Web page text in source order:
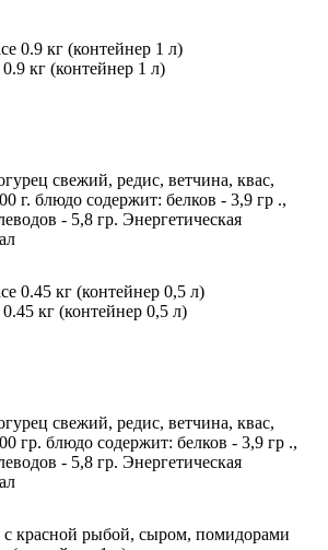
кг (контейнер 1 л)
свежий, редис, ветчина, квас,
г. блюдо содержит: белков - 3,9 гр .,
- 5,8 гр. Энергетическая
кг (контейнер 0,5 л)
свежий, редис, ветчина, квас,
гр. блюдо содержит: белков - 3,9 гр .,
- 5,8 гр. Энергетическая